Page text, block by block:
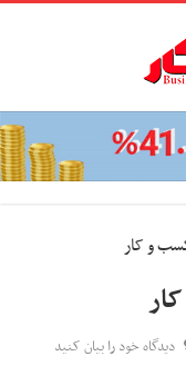
دیدگاه خود را بیان کنید